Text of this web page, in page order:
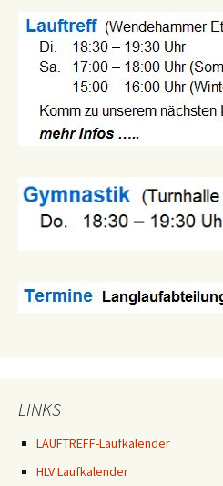
LINKS
LAUFTREFF-Laufkalender
HLV Laufkalender